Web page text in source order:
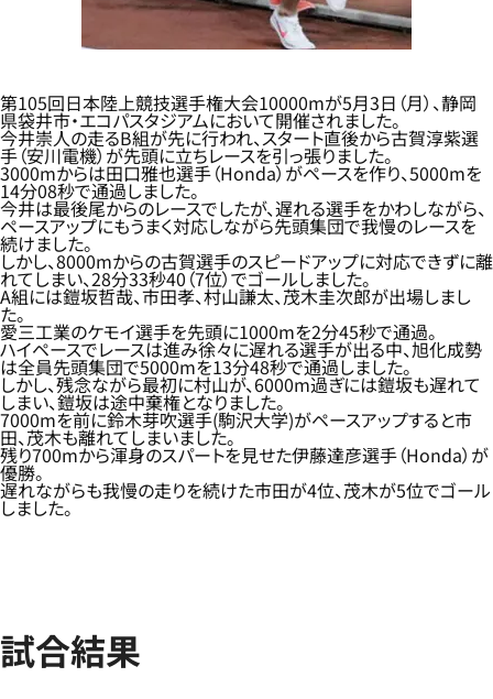
第105回日本陸上競技選手権大会10000mが5月3日（月）、静岡
県袋井市・エコパスタジアムにおいて開催されました。
今井崇人の走るB組が先に行われ、スタート直後から古賀淳紫選
手（安川電機）が先頭に立ちレースを引っ張りました。
3000mからは田口雅也選手（Honda）がペースを作り、5000mを
14分08秒で通過しました。
今井は最後尾からのレースでしたが、遅れる選手をかわしながら、
ペースアップにもうまく対応しながら先頭集団で我慢のレースを
続けました。
しかし、8000mからの古賀選手のスピードアップに対応できずに離
れてしまい、28分33秒40（7位）でゴールしました。
A組には鎧坂哲哉、市田孝、村山謙太、茂木圭次郎が出場しまし
た。
愛三工業のケモイ選手を先頭に1000mを2分45秒で通過。
ハイペースでレースは進み徐々に遅れる選手が出る中、旭化成勢
は全員先頭集団で5000mを13分48秒で通過しました。
しかし、残念ながら最初に村山が、6000m過ぎには鎧坂も遅れて
しまい、鎧坂は途中棄権となりました。
7000mを前に鈴木芽吹選手(駒沢大学)がペースアップすると市
田、茂木も離れてしまいました。
残り700mから渾身のスパートを見せた伊藤達彦選手（Honda）が
優勝。
遅れながらも我慢の走りを続けた市田が4位、茂木が5位でゴール
しました。
試合結果